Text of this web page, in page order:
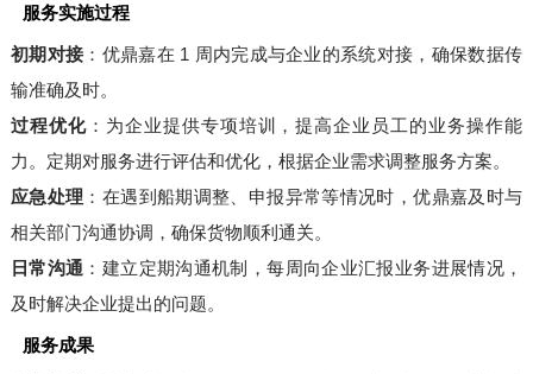
服务实施过程
初期对接：优鼎嘉在 1 周内完成与企业的系统对接，确保数据传
输准确及时。
过程优化：为企业提供专项培训，提高企业员工的业务操作能
力。定期对服务进行评估和优化，根据企业需求调整服务方案。
应急处理 ：在遇到船期调整、申报异常等情况时，优鼎嘉及时与
相关部门沟通协调，确保货物顺利通关。
日常沟通 ：建立定期沟通机制，每周向企业汇报业务进展情况，
及时解决企业提出的问题。
服务成果